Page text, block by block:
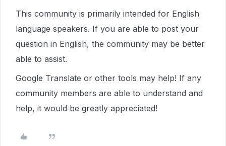
This community is primarily intended for English
language speakers. If you are able to post your
question in English, the community may be better
able to assist.
Google Translate or other tools may help! If any
community members are able to understand and
help, it would be greatly appreciated!